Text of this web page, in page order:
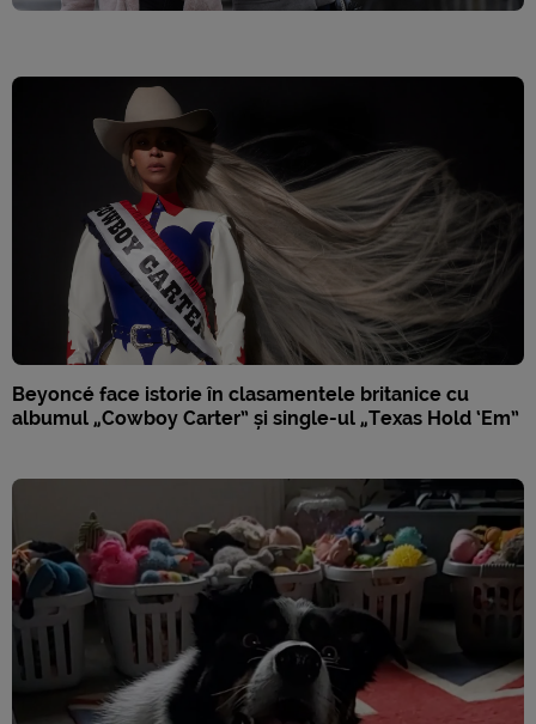
Beyoncé face istorie în clasamentele britanice cu
albumul „Cowboy Carter” și single-ul „Texas Hold ‘Em”